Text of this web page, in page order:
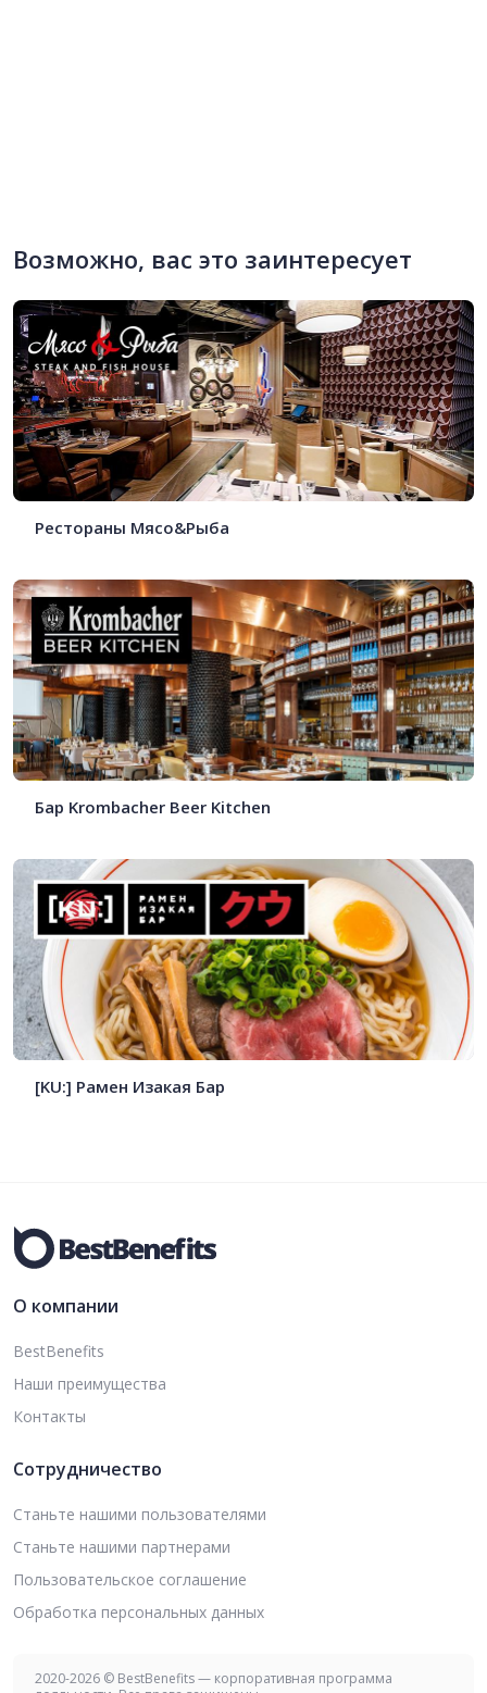
Возможно, вас это заинтересует
Рестораны Мясо&Рыба
Бар Krombacher Beer Kitchen
[KU:] Рамен Изакая Бар
О компании
BestBenefits
Наши преимущества
Контакты
Сотрудничество
Станьте нашими пользователями
Станьте нашими партнерами
Пользовательское соглашение
Обработка персональных данных
2020-2026 © BestBenefits — корпоративная программа